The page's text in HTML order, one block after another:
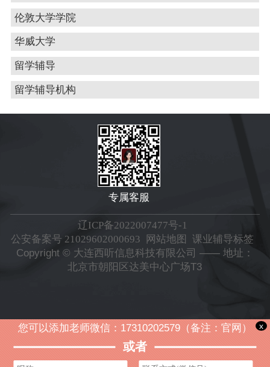
伦敦大学学院
华威大学
留学辅导
留学辅导机构
您可以添加老师微信：17310202579（备注：官网）
或者
x
专属客服
辽ICP备2022007477号-1
公安备案号 21029602000693
网站地图
课业辅导标签
Copyright © 大连西听信息科技有限公司 —— 地址：
北京市朝阳区达美中心广场T3